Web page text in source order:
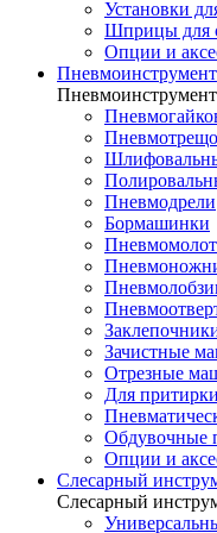
Установки
Шприцы для
Опции и
Пневмоинструмент
Пневмоинструмент
Пневмодрели
Бормашинки
Зачистные
Отрезные
Для
Обдувочные
Опции и
Слесарный
Слесарный